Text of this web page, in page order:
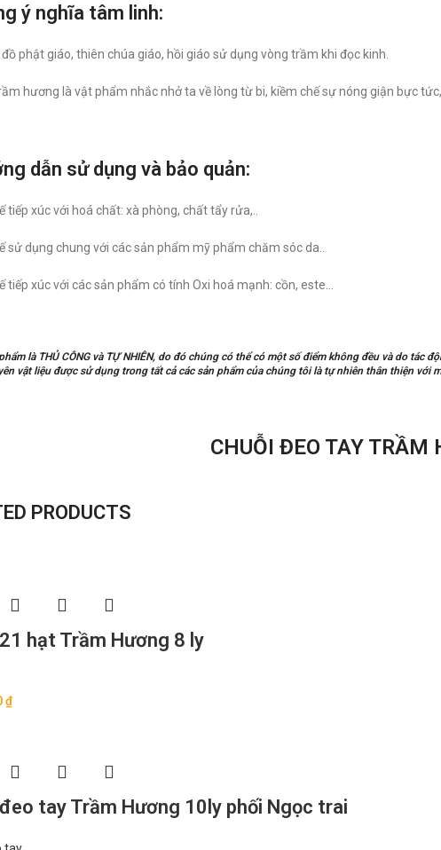
ý nghĩa tâm linh:
phật giáo, thiên chúa giáo, hồi giáo sử dụng vòng trầm khi đọc kinh.
hương là vật phẩm nhắc nhở ta về lòng từ bi, kiềm chế sự nóng giận bực
dẫn sử dụng và bảo quản:
tiếp xúc với hoá chất: xà phòng, chất tẩy rửa,..
sử dụng chung với các sản phẩm mỹ phẩm chăm sóc da..
tiếp xúc với các sản phẩm có tính Oxi hoá mạnh: cồn, este…
là THỦ CÔNG và TỰ NHIÊN, do đó chúng có thể có một số điểm không đều và do tác
vật liệu được sử dụng trong tất cả các sản phẩm của chúng tôi là tự nhiên thân thiện với
CHUỖI ĐEO TAY TRẦM
PRODUCTS
hạt Trầm Hương 8 ly
₫
tay Trầm Hương 10ly phối Ngọc trai